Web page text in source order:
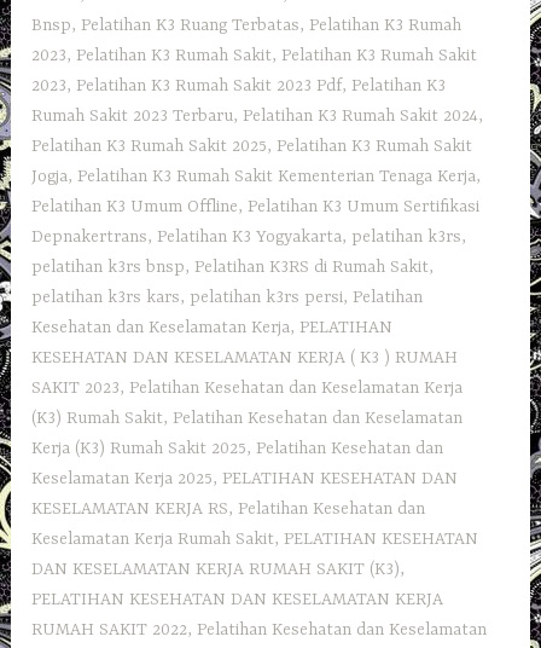
Bnsp, Pelatihan K3 Ruang Terbatas, Pelatihan K3 Rumah
2023, Pelatihan K3 Rumah Sakit, Pelatihan K3 Rumah Sakit
2023, Pelatihan K3 Rumah Sakit 2023 Pdf, Pelatihan K3
Rumah Sakit 2023 Terbaru, Pelatihan K3 Rumah Sakit 2024,
Pelatihan K3 Rumah Sakit 2025, Pelatihan K3 Rumah Sakit
Jogja, Pelatihan K3 Rumah Sakit Kementerian Tenaga Kerja,
Pelatihan K3 Umum Offline, Pelatihan K3 Umum Sertifikasi
Depnakertrans, Pelatihan K3 Yogyakarta, pelatihan k3rs,
pelatihan k3rs bnsp, Pelatihan K3RS di Rumah Sakit,
pelatihan k3rs kars, pelatihan k3rs persi, Pelatihan
Kesehatan dan Keselamatan Kerja, PELATIHAN
KESEHATAN DAN KESELAMATAN KERJA ( K3 ) RUMAH
SAKIT 2023, Pelatihan Kesehatan dan Keselamatan Kerja
(K3) Rumah Sakit, Pelatihan Kesehatan dan Keselamatan
Kerja (K3) Rumah Sakit 2025, Pelatihan Kesehatan dan
Keselamatan Kerja 2025, PELATIHAN KESEHATAN DAN
KESELAMATAN KERJA RS, Pelatihan Kesehatan dan
Keselamatan Kerja Rumah Sakit, PELATIHAN KESEHATAN
DAN KESELAMATAN KERJA RUMAH SAKIT (K3),
PELATIHAN KESEHATAN DAN KESELAMATAN KERJA
RUMAH SAKIT 2022, Pelatihan Kesehatan dan Keselamatan